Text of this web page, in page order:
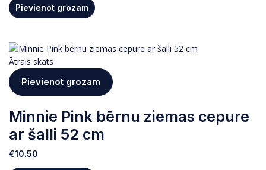
Pievienot grozam
Ātrais skats
Pievienot grozam
Minnie Pink bērnu ziemas cepure
ar šalli 52 cm
€10.50